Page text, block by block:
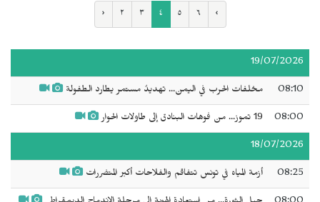
‹ ٢ ٣ ٤ ٥ ٦ ›
19/07/2026
08:10 مخلفات الحرب في اليمن... تهديدٌ مستمر يطارد الطفولة
08:00 19 تموز... من فوهات البنادق إلى طاولات الحوار
18/07/2026
08:25 أزمة المياه في تونس تتفاقم والفلاحات أكبر المتضررات